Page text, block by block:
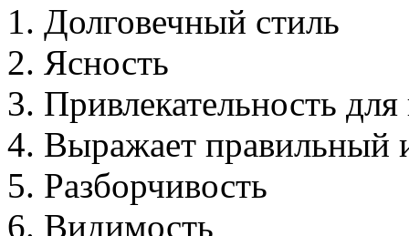
Долговечный стиль
Ясность
Привлекательность
Выражает правильный
Разборчивость
Видимость